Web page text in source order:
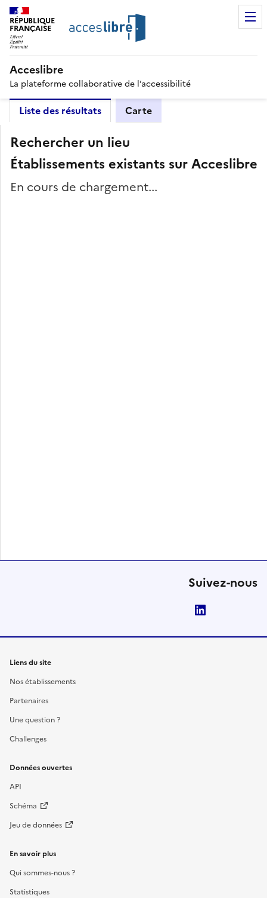
RÉPUBLIQUE
FRANÇAISE
Acceslibre
La plateforme collaborative de l’accessibilité
Liste des résultats Carte
Rechercher un lieu
Établissements existants sur Acceslibre
En cours de chargement...
Suivez-nous
Liens du site
Nos établissements
Partenaires
Une question ?
Challenges
Données ouvertes
API
Schéma
Jeu de données
En savoir plus
Qui sommes-nous ?
Statistiques